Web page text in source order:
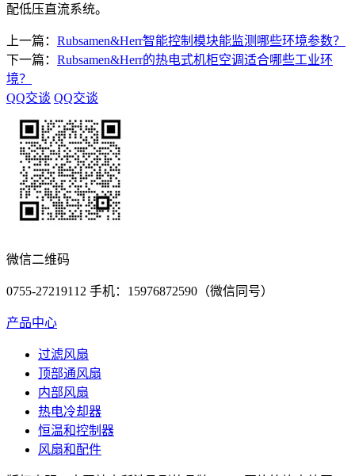
配低压直流系统。
上一篇： Rubsamen&Herr智能控制模块能监测哪些环境参数？
下一篇： Rubsamen&Herr的热电式机柜空调适合哪些工业环
境？
QQ交谈 QQ交谈
微信二维码
0755-27219112 手机：15976872590（微信同号）
产品中心
过滤风扇
顶部通风扇
内部风扇
热电冷却器
恒温和控制器
风扇和配件